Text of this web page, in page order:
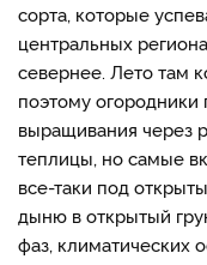
сорта, которые
центральных
севернее. Лето там
поэтому огородники
выращивания через
теплицы, но самые
все-таки под
дыню в открытый
фаз, климатических